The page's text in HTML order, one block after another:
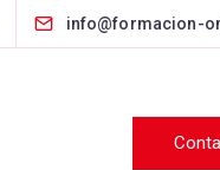
info@formacion-